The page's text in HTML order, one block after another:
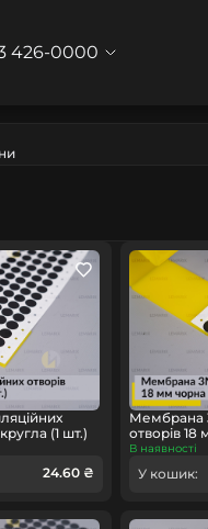
426-0000
(1 шт.)
24.60 ₴
Мембрана
отворів 18
В наявності
У кошик: